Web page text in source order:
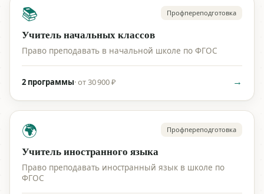
📚 Профпереподготовка
Учитель начальных классов
Право преподавать в начальной школе по ФГОС
2 программы·от 30 900 ₽ →
🌍 Профпереподготовка
Учитель иностранного языка
Право преподавать иностранный язык в школе по
ФГОС